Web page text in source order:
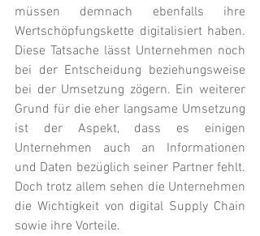
müssen demnach ebenfalls ihre
Wertschöpfungskette digitalisiert haben.
Diese Tatsache lässt Unternehmen noch
bei der Entscheidung beziehungsweise
bei der Umsetzung zögern. Ein weiterer
Grund für die eher langsame Umsetzung
ist der Aspekt, dass es einigen
Unternehmen auch an Informationen
und Daten bezüglich seiner Partner fehlt.
Doch trotz allem sehen die Unternehmen
die Wichtigkeit von digital Supply Chain
sowie ihre Vorteile.